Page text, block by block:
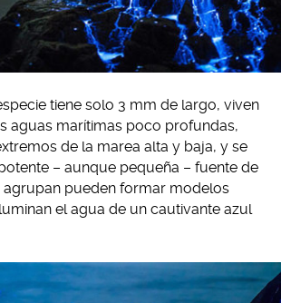
tiene solo 3 mm de largo, viven
aguas marítimas poco profundas,
de la marea alta y baja, y se
– aunque pequeña – fuente de
agrupan pueden formar modelos
el agua de un cautivante azul